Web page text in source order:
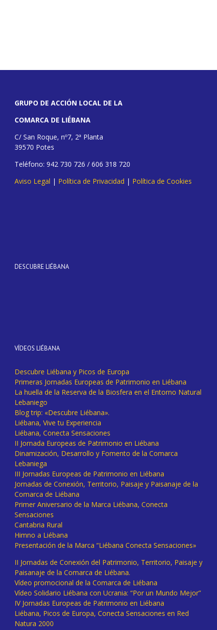
GRUPO DE ACCIÓN LOCAL DE LA
COMARCA DE LIÉBANA
C/ San Roque, nº7, 2ª Planta
39570 Potes
Teléfono: 942 730 726 / 606 318 720
Aviso Legal | Política de Privacidad | Política de Cookies
DESCUBRE LIÉBANA
VÍDEOS LIÉBANA
Descubre Liébana y Picos de Europa
Primeras Jornadas Europeas de Patrimonio en Liébana
La huella de la Reserva de la Biosfera en el Entorno Natural
Lebaniego
Blog trip: «Descubre Liébana».
Liébana, Vive tu Experiencia
Liébana, Conecta Sensaciones
II Jornada Europeas de Patrimonio en Liébana
Dinamización, Desarrollo y Fomento de la Comarca
Lebaniega
III Jornadas Europeas de Patrimonio en Liébana
Jornadas de Conexión, Territorio, Paisaje y Paisanaje de la
Comarca de Liébana
Primer Aniversario de la Marca Liébana, Conecta
Sensaciones
Cantabria Rural
Himno a Liébana
Presentación de la Marca “Liébana Conecta Sensaciones»
II Jornadas de Conexión del Patrimonio, Territorio, Paisaje y
Paisanaje de la Comarca de Liébana.
Vídeo promocional de la Comarca de Liébana
Vídeo Solidario Liébana con Ucrania: “Por un Mundo Mejor”
IV Jornadas Europeas de Patrimonio en Liébana
Liébana, Picos de Europa, Conecta Sensaciones en Red
Natura 2000